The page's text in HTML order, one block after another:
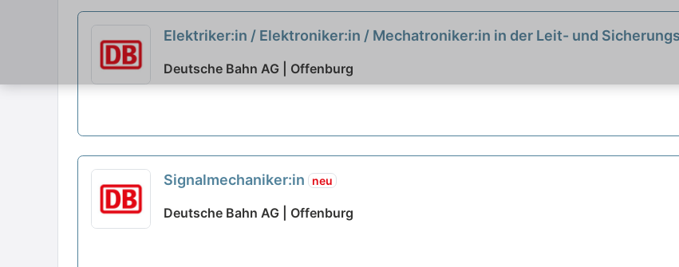
Elektriker:in / Elektroniker:in / Mechatroniker:in in der Leit- und
Deutsche Bahn AG | Offenburg
Signalmechaniker:in neu
Deutsche Bahn AG | Offenburg